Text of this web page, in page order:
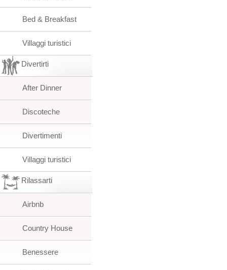
Bed & Breakfast
Villaggi turistici
Divertirti
After Dinner
Discoteche
Divertimenti
Villaggi turistici
Rilassarti
Airbnb
Country House
Benessere